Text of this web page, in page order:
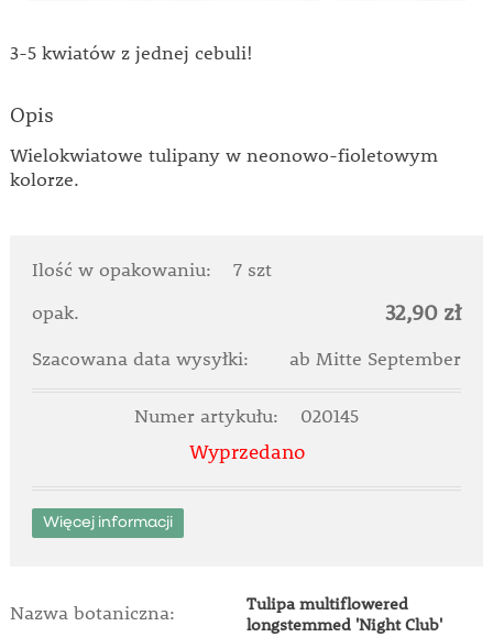
3-5 kwiatów z jednej cebuli!
Opis
Wielokwiatowe tulipany w neonowo-fioletowym
kolorze.
Ilość w opakowaniu:
7 szt
opak.
32,90 zł
Szacowana data wysyłki: ab Mitte September
Numer artykułu: 020145
Wyprzedano
Więcej informacji
Nazwa botaniczna:
Tulipa multiflowered
longstemmed 'Night Club'